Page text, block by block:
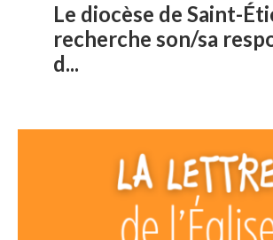
Le diocèse de Saint-
recherche son/sa
d...